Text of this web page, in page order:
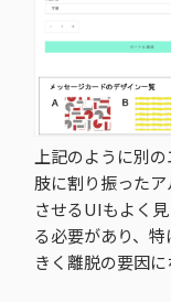
上記のように別
肢に割り振った
させるUIもよく
る必要があり、
きく離脱の要因に